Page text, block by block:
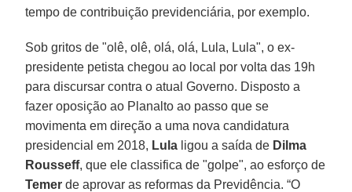
tempo de contribuição previdenciária, por exemplo.
Sob gritos de "olê, olê, olá, olá, Lula, Lula", o ex-
presidente petista chegou ao local por volta das 19h
para discursar contra o atual Governo. Disposto a
fazer oposição ao Planalto ao passo que se
movimenta em direção a uma nova candidatura
presidencial em 2018, Lula ligou a saída de Dilma
Rousseff, que ele classifica de "golpe", ao esforço de
Temer de aprovar as reformas da Previdência. “O